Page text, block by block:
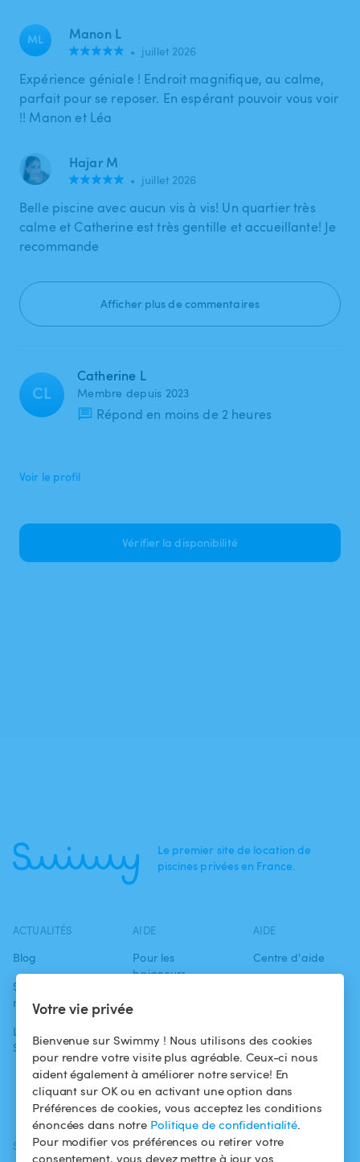
Votre vie privée
Bienvenue sur Swimmy ! Nous utilisons des cookies
pour rendre votre visite plus agréable. Ceux-ci nous
aident également à améliorer notre service! En
cliquant sur OK ou en activant une option dans
Préférences de cookies, vous acceptez les conditions
énoncées dans notre Politique de confidentialité.
Pour modifier vos préférences ou retirer votre
consentement, vous devez mettre à jour vos
ML Manon L
• juillet 2026
Expérience géniale ! Endroit magnifique, au calme,
parfait pour se reposer. En espérant pouvoir vous voir
!! Manon et Léa
Hajar M
• juillet 2026
Belle piscine avec aucun vis à vis! Un quartier très
calme et Catherine est très gentille et accueillante! Je
recommande
Afficher plus de commentaires
CL
Catherine L
Membre depuis 2023
Répond en moins de 2 heures
Voir le profil
Vérifier la disponibilité
Le premier site de location de
piscines privées en France.
ACTUALITÉS
Blog
Swimmy dans les
médias
L'aventure
Swimmy
AIDE
Pour les
baigneurs
Louer ma piscine
Comment ça
marche ?
AIDE
Centre d'aide
confidentialité
Mentions légales
SUIVEZ-NOUS TÉLÉCHARGEZ L'APP